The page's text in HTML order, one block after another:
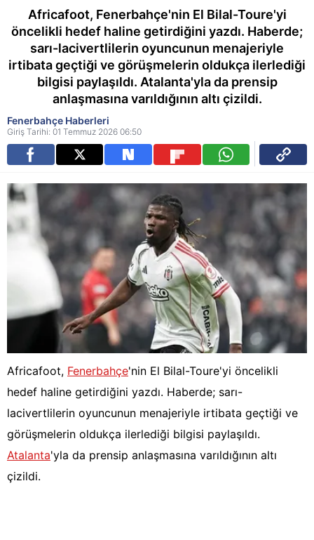
Africafoot, Fenerbahçe'nin El Bilal-Toure'yi
öncelikli hedef haline getirdiğini yazdı. Haberde;
sarı-lacivertlilerin oyuncunun menajeriyle
irtibata geçtiği ve görüşmelerin oldukça ilerlediği
bilgisi paylaşıldı. Atalanta'yla da prensip
anlaşmasına varıldığının altı çizildi.
Fenerbahçe Haberleri
Giriş Tarihi: 01 Temmuz 2026 06:50
Africafoot, Fenerbahçe'nin El Bilal-Toure'yi öncelikli
hedef haline getirdiğini yazdı. Haberde; sarı-
lacivertlilerin oyuncunun menajeriyle irtibata geçtiği ve
görüşmelerin oldukça ilerlediği bilgisi paylaşıldı.
Atalanta'yla da prensip anlaşmasına varıldığının altı
çizildi.